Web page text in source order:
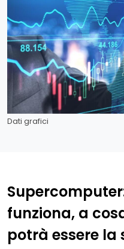
Dati grafici
funziona, a
potrà essere